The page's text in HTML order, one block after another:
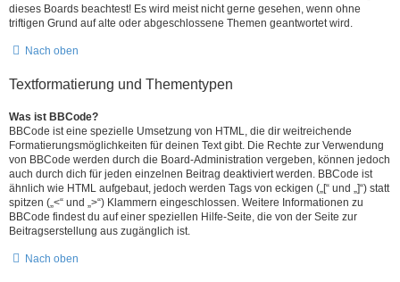
dieses Boards beachtest! Es wird meist nicht gerne gesehen, wenn ohne
triftigen Grund auf alte oder abgeschlossene Themen geantwortet wird.
Nach oben
Textformatierung und Thementypen
Was ist BBCode?
BBCode ist eine spezielle Umsetzung von HTML, die dir weitreichende
Formatierungsmöglichkeiten für deinen Text gibt. Die Rechte zur Verwendung
von BBCode werden durch die Board-Administration vergeben, können jedoch
auch durch dich für jeden einzelnen Beitrag deaktiviert werden. BBCode ist
ähnlich wie HTML aufgebaut, jedoch werden Tags von eckigen („[“ und „]“) statt
spitzen („<“ und „>“) Klammern eingeschlossen. Weitere Informationen zu
BBCode findest du auf einer speziellen Hilfe-Seite, die von der Seite zur
Beitragserstellung aus zugänglich ist.
Nach oben